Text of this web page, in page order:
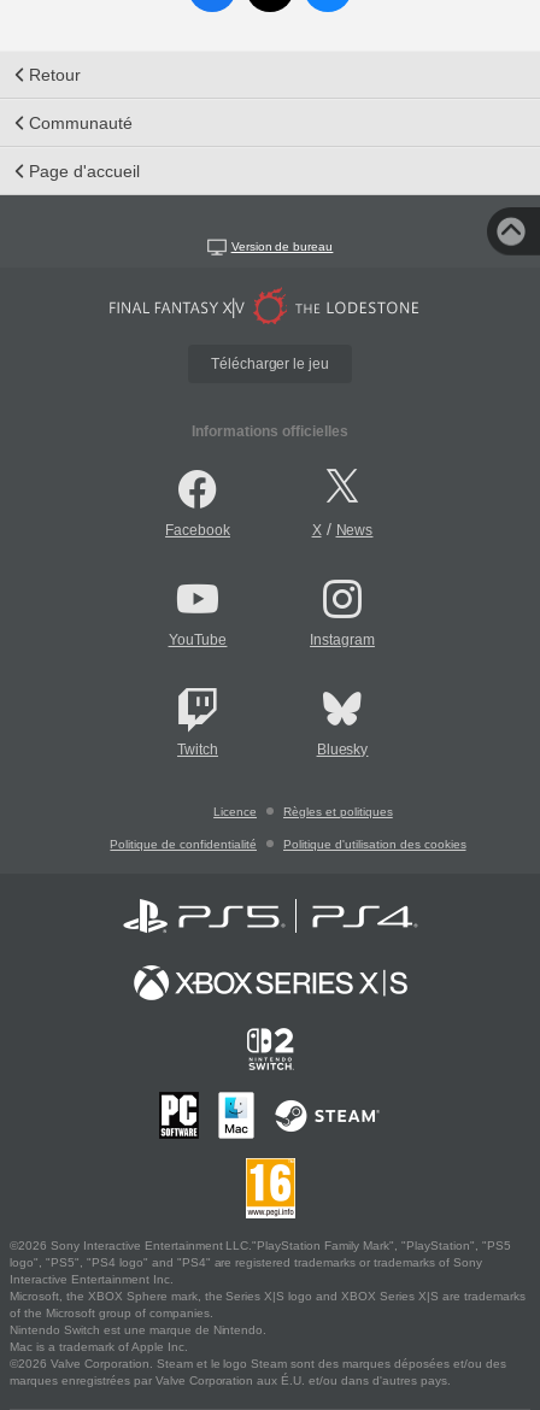
Retour
Communauté
Page d'accueil
Version de bureau
Télécharger le jeu
Informations officielles
Facebook X/ News
YouTube Instagram
Twitch Bluesky
Licence Règles et politiques
Politique de confidentialité Politique d'utilisation des cookies
©2026 Sony Interactive Entertainment LLC."PlayStation Family Mark", "PlayStation", "PS5
logo", "PS5", "PS4 logo" and "PS4" are registered trademarks or trademarks of Sony
Interactive Entertainment Inc.
Microsoft, the XBOX Sphere mark, the Series X|S logo and XBOX Series X|S are trademarks
of the Microsoft group of companies.
Nintendo Switch est une marque de Nintendo.
Mac is a trademark of Apple Inc.
©2026 Valve Corporation. Steam et le logo Steam sont des marques déposées et/ou des
marques enregistrées par Valve Corporation aux É.U. et/ou dans d'autres pays.